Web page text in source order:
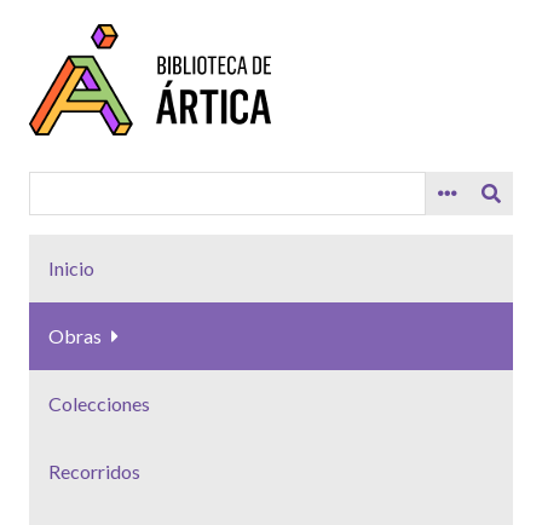
contenido
principal
Inicio
Obras
Colecciones
Recorridos